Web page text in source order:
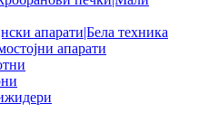
апарати|Бела техника
апарати